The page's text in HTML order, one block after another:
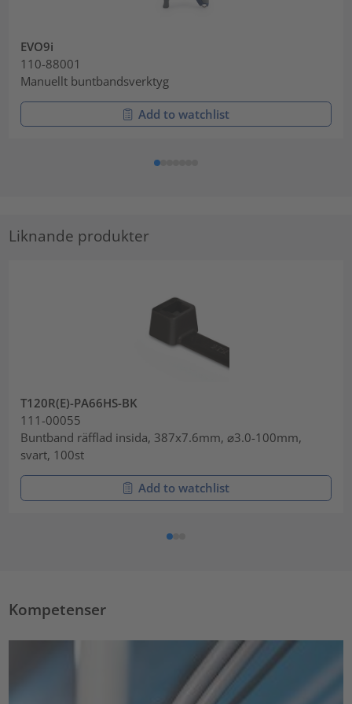
EVO9i
110-88001
Manuellt buntbandsverktyg
Add to watchlist
Liknande produkter
T120R(E)-PA66HS-BK
111-00055
Buntband räfflad insida, 387x7.6mm, ⌀3.0-100mm,
svart, 100st
Add to watchlist
Kompetenser